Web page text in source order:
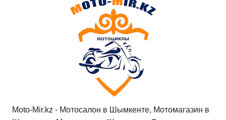
Moto-Mir.kz - Мотосалон в Шымкенте, Мотомагазин в